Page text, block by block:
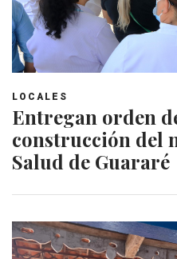
LOCALES
Entregan orden
construcción del
Salud de Guararé